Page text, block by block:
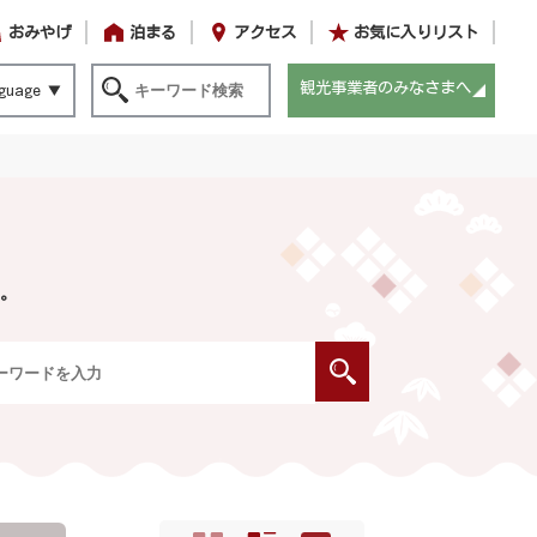
おみやげ 泊まる アクセス お気に入りリスト
観光事業者のみなさまへ